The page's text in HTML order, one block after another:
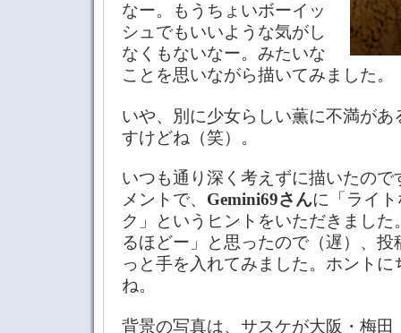
なー。もうちょいボーイッ
シュでもいいような気がし
なくもないなー。みたいな
ことを思いながら描いてみました。
いや、別に少女らしい薫に不満があ
すけどね（笑）。
いつも通り深く考えずに描いたので
メントで、 Gemini69さんに「ライ
ク」というヒントをいただきまし
るほどー」と思ったので（遅）、
っと手を入れてみました。ホント
ね。
背景の写真は、サスケが大阪・梅田